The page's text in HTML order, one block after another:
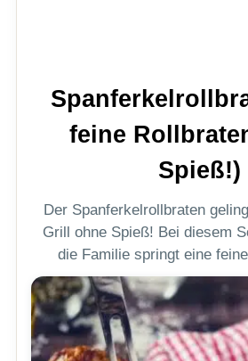
feine
Spieß!)
Der Spanferkelrollbraten
Grill ohne Spieß! Bei diesem
die Familie springt eine